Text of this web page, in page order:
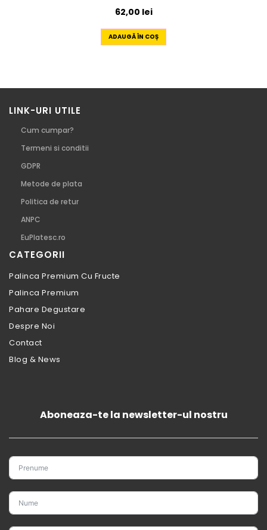
62,00 lei
ADAUGĂ ÎN COȘ
LINK-URI UTILE
Cum cumpar?
Termeni si conditii
GDPR
Metode de plata
Politica de retur
ANPC
EuPlatesc.ro
CATEGORII
Palinca Premium Cu Fructe
Palinca Premium
Pahare Degustare
Despre Noi
Contact
Blog & News
Aboneaza-te la newsletter-ul nostru